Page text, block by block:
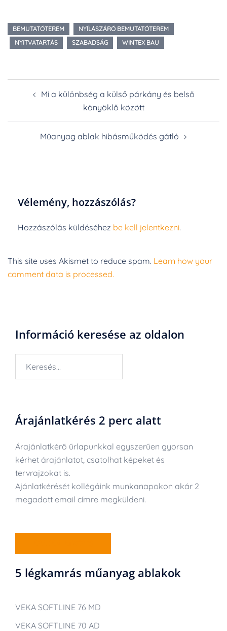
BEMUTATÓTEREM
NYÍLÁSZÁRÓ BEMUTATÓTEREM
NYITVATARTÁS
SZABADSÁG WINTEX BAU
Post
navigationMi a különbség a külső párkány és belső
könyöklő között
Műanyag ablak hibásműködés gátló
Vélemény, hozzászólás?
Hozzászólás küldéséhez be kell jelentkezni.
This site uses Akismet to reduce spam. Learn how your
comment data is processed.
Információ keresése az oldalon
Árajánlatkérés 2 perc alatt
Árajánlatkérő űrlapunkkal egyszerűen gyorsan
kérhet árajánlatot, csatolhat képeket és
tervrajzokat is.
Ajánlatkérését kollégáink munkanapokon akár 2
megadott email címre megküldeni.
5 légkamrás műanyag ablakok
VEKA SOFTLINE 76 MD
VEKA SOFTLINE 70 AD